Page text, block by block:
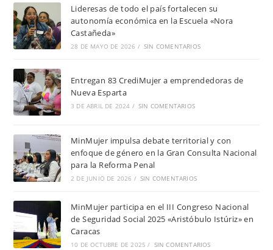
Lideresas de todo el país fortalecen su
autonomía económica en la Escuela «Nora
Castañeda»
28 DE MAYO DE 2026 / SIN COMENTARIOS
Entregan 83 CrediMujer a emprendedoras de
Nueva Esparta
3 DE ABRIL DE 2024 / SIN COMENTARIOS
MinMujer impulsa debate territorial y con
enfoque de género en la Gran Consulta Nacional
para la Reforma Penal
2 DE JUNIO DE 2026 / SIN COMENTARIOS
MinMujer participa en el III Congreso Nacional
de Seguridad Social 2025 «Aristóbulo Istúriz» en
Caracas
10 DE OCTUBRE DE 2025 / SIN COMENTARIOS